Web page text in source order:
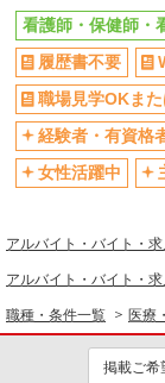
株式会社kotrio /
派遣社員
株式会社kotrio /
看護師・保健師・
履歴書不要
職場見学OKま
経験者・有資格
女性活躍中
アルバイト・バイト・
アルバイト・バイト・
職種・条件一覧 医療
掲載ご希